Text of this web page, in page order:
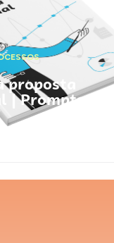
proposta
| Prompts